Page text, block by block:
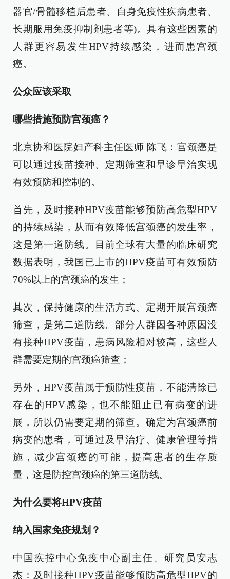
器官/骨髓移植后患者、自身免疫性疾病患者、
长期服用免疫抑制剂患者等)。具有这些因素的
人群更容易发生HPV持续感染，进而患宫颈
癌。
公众应该采取
哪些措施预防宫颈癌？
北京协和医院妇产科主任医师 陈飞：宫颈癌是
可以通过疫苗接种、定期筛查和早诊早治实现
有效预防和控制的。
首先，及时接种HPV疫苗能够预防高危型HPV
的持续感染，从而有效降低宫颈癌的发生率，
这是第一道防线。目前全球有大量的临床研究
数据表明，我国已上市的HPV疫苗可有效预防
70%以上的宫颈癌的发生；
其次，保持健康的生活方式、定期开展宫颈癌
筛查，是第二道防线。部分人群因各种原因没
有接种HPV疫苗，患病风险相对较高，这些人
群需要定期的宫颈癌筛查；
另外，HPV疫苗属于预防性疫苗，不能清除已
存在的HPV感染，也不能阻止已有病变的进
展，所以仍需要定期的筛查。确定为宫颈癌前
病变的患者，可通过及早治疗、健康管理等措
施，减少宫颈癌的可能，提高患者的生存质
量，这是防控宫颈癌的第三道防线。
为什么要将HPV疫苗
纳入国家免疫规划？
中国疾控中心免疫中心副主任、研究员安志
杰：及时接种HPV疫苗能够预防高危型HPV的